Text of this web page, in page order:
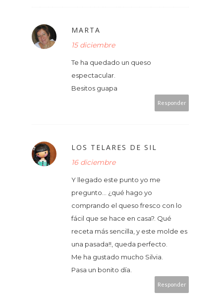
MARTA
15 diciembre
Te ha quedado un queso
espectacular.
Besitos guapa
Responder
LOS TELARES DE SIL
16 diciembre
Y llegado este punto yo me
pregunto... ¿qué hago yo
comprando el queso fresco con lo
fácil que se hace en casa?. Qué
receta más sencilla, y este molde es
una pasada!!, queda perfecto.
Me ha gustado mucho Silvia.
Pasa un bonito día.
Responder